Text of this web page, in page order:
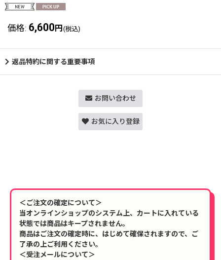
価格: 6,600 円 (税込)
返品特約に関する重要事項
お問い合わせ
お気に入り登録
＜ご注文の確定について＞
当オンラインショップのシステム上、カートに入れている
状態では商品はキープされません。
商品はご注文の確定時に、はじめて確保されますので、ご
了承の上ご利用ください。
＜受注メールについて＞